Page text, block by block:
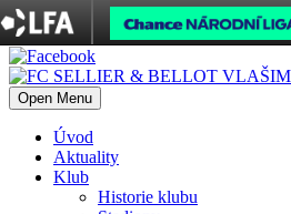
Open Menu
Úvod
Aktuality
Klub
Historie klubu